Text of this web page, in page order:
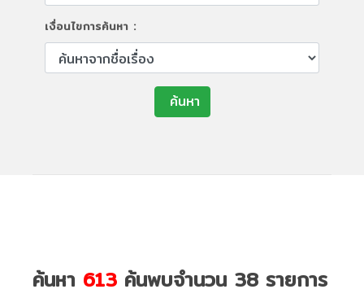
เงื่อนไขการค้นหา :
ค้นหา
ค้นหา 613 ค้นพบจำนวน 38 รายการ